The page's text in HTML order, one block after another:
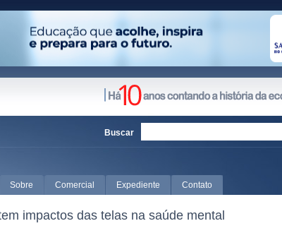
Buscar
Sobre Comercial Expediente Contato
impactos das telas na saúde mental